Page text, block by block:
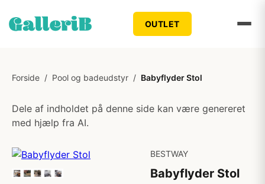
OUTLET
Forside / Pool og badeudstyr / Babyflyder Stol
Dele af indholdet på denne side kan være genereret
med hjælp fra AI.
BESTWAY
Babyflyder Stol